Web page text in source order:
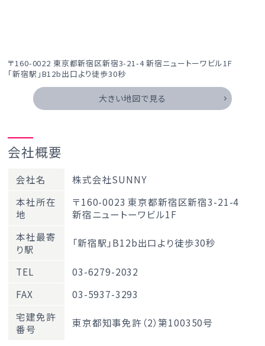
〒160-0022 東京都新宿区新宿3-21-4 新宿ニュートーワビル1F
「新宿駅」B12b出口より徒歩30秒
大きい地図で見る
会社概要
会社名
株式会社SUNNY
本社所在
地
〒160-0023 東京都新宿区新宿3-21-4
新宿ニュートーワビル1F
本社最寄
り駅
「新宿駅」B12b出口より徒歩30秒
TEL
03-6279-2032
FAX
03-5937-3293
宅建免許
番号
東京都知事免許（2）第100350号